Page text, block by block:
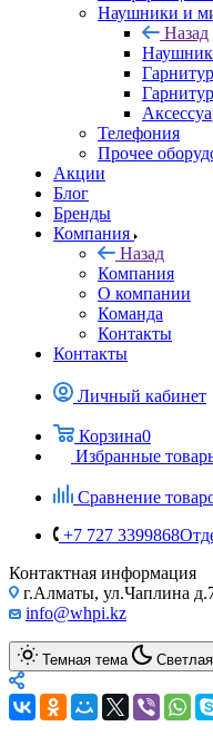
Наушники и
Назад
Телефония
Прочее
Акции
Блог
Бренды
Компания
Назад
Компания
О компании
Команда
Контакты
Контакты
Личный кабинет
Корзина0
Избранные
Сравнение
+7 727 3399868
Контактная информация
г.Алматы, ул.Чаплина
info@whpi.kz
Темная тема